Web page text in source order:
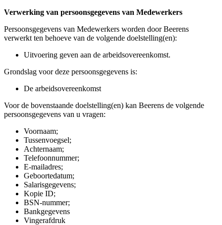
Verwerking van persoonsgegevens van Medewerkers
Persoonsgegevens van Medewerkers worden door Beerens
verwerkt ten behoeve van de volgende doelstelling(en):
Uitvoering geven aan de arbeidsovereenkomst.
Grondslag voor deze persoonsgegevens is:
De arbeidsovereenkomst
Voor de bovenstaande doelstelling(en) kan Beerens de volgende
persoonsgegevens van u vragen:
Voornaam;
Tussenvoegsel;
Achternaam;
Telefoonnummer;
E-mailadres;
Geboortedatum;
Salarisgegevens;
Kopie ID;
BSN-nummer;
Bankgegevens
Vingerafdruk